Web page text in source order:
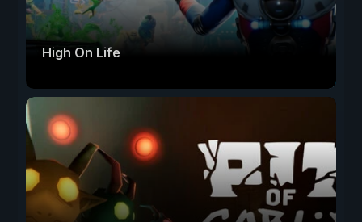
High On Life